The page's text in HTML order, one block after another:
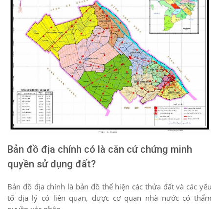
Bản đồ địa chính có là căn cứ chứng minh
quyền sử dụng đất?
Bản đồ địa chính là bản đồ thể hiện các thửa đất và các yếu
tố địa lý có liên quan, được cơ quan nhà nước có thẩm